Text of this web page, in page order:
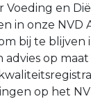
Voeding en
in onze NVD
bij te blijven
advies op
op het